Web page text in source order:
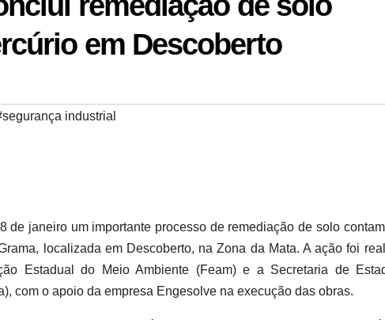
em Descoberto
industrial
de janeiro um importante processo de remediação de solo
localizada em Descoberto, na Zona da Mata. A ação foi
Estadual do Meio Ambiente (Feam) e a Secretaria de
com o apoio da empresa Engesolve na execução das obras.